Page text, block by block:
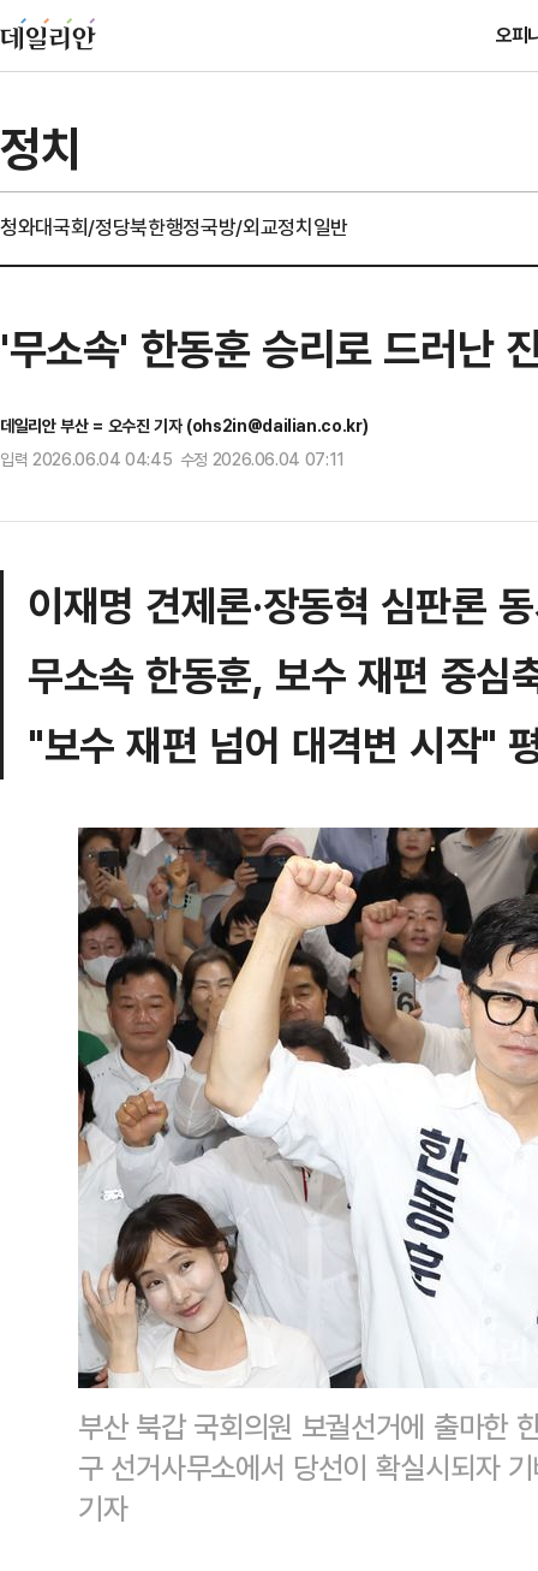
오피
정치
청와대국회/정당북한행정국방/외교정치일반
'무소속' 한동훈 승리로 드러난
데일리안 부산 = 오수진 기자 (ohs2in@dailian.co.kr)
입력 2026.06.04 04:45 수정 2026.06.04 07:11
이재명 견제론·장동혁 심판론
무소속 한동훈, 보수 재편 중심
"보수 재편 넘어 대격변 시작"
부산 북갑 국회의원 보궐선거에 출마한
구 선거사무소에서 당선이 확실시되자
기자